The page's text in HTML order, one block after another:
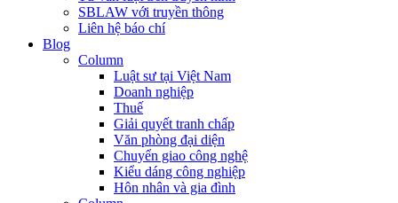
SBLAW với truyền thông
Liên hệ báo chí
Blog
Column
Luật sư tại Việt Nam
Doanh nghiệp
Thuế
Giải quyết tranh chấp
Văn phòng đại diện
Chuyển giao công nghệ
Kiểu dáng công nghiệp
Hôn nhân và gia đình